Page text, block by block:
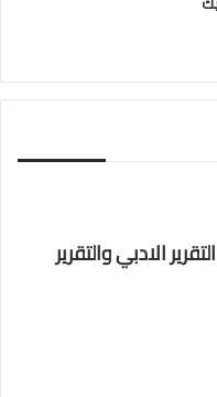
العام العادي 2019-2020 : التقرير الادبي والتقرير